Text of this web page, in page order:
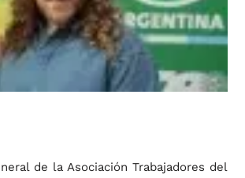
de la Asociación Trabajadores del